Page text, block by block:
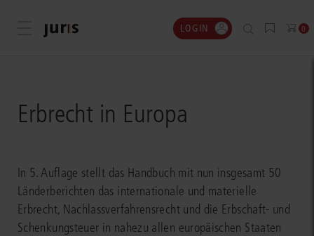
Menü öffnen LOGIN 0
Erbrecht in Europa
In 5. Auflage stellt das Handbuch mit nun insgesamt 50
Länderberichten das internationale und materielle
Erbrecht, Nachlassverfahrensrecht und die Erbschaft- und
Schenkungsteuer in nahezu allen europäischen Staaten